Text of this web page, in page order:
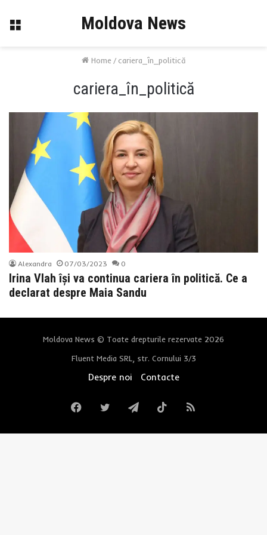
Menu Moldova News
Home / cariera_în_politică
cariera_în_politică
Alexandra 07/03/2023 0
Irina Vlah își va continua cariera în politică. Ce a
declarat despre Maia Sandu
Moldova News © Toate drepturile rezervate 2026
Fluent Media SRL, str. Cornului 3/3
Despre noi Contacte
FacebookTwitterTelegramTikTokRSS